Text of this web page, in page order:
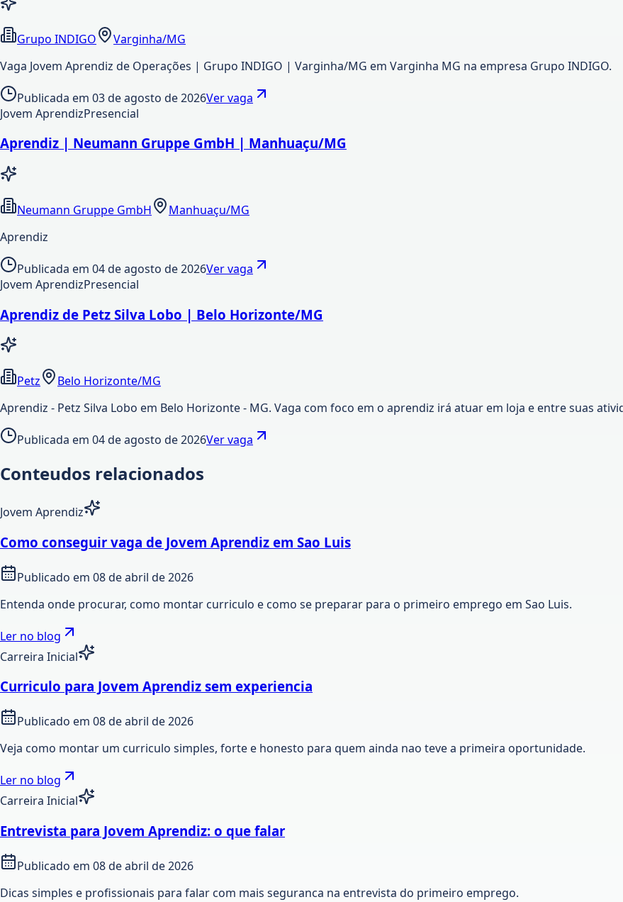
Grupo INDIGO
Varginha/MG
Vaga Jovem Aprendiz de Operações | Grupo INDIGO | Varginha/MG em Varginha MG na empresa Grupo INDIGO.
Publicada em 03 de agosto de 2026Ver vaga
Jovem AprendizPresencial
Aprendiz | Neumann Gruppe GmbH | Manhuaçu/MG
Neumann Gruppe GmbH
Manhuaçu/MG
Aprendiz
Publicada em 04 de agosto de 2026Ver vaga
Jovem AprendizPresencial
Aprendiz de Petz Silva Lobo | Belo Horizonte/MG
Petz
Belo Horizonte/MG
Aprendiz - Petz Silva Lobo em Belo Horizonte - MG. Vaga com foco em o aprendiz irá atuar em loja e entre suas
Publicada em 04 de agosto de 2026Ver vaga
Conteudos relacionados
Jovem Aprendiz
Como conseguir vaga de Jovem Aprendiz em Sao Luis
Publicado em 08 de abril de 2026
Entenda onde procurar, como montar curriculo e como se preparar para o primeiro emprego em Sao Luis.
Ler no blog
Carreira Inicial
Curriculo para Jovem Aprendiz sem experiencia
Publicado em 08 de abril de 2026
Veja como montar um curriculo simples, forte e honesto para quem ainda nao teve a primeira oportunidade.
Ler no blog
Carreira Inicial
Entrevista para Jovem Aprendiz: o que falar
Publicado em 08 de abril de 2026
Dicas simples e profissionais para falar com mais seguranca na entrevista do primeiro emprego.